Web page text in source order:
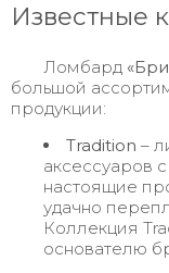
Известные
Ломбард
большой
продукции:
Tradition –
аксессуаров
настоящие
удачно
Коллекция
основателю